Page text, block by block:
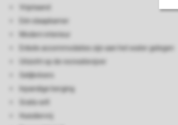
Vrijstaand
Eén slaapkamer
Modern interieur
Enkele accommodaties zijn aan het water gelegen
Uitzicht op de recreatievijver
Gelijkvloers
Inpandige berging
Gratis wifi
Huisdiervrij